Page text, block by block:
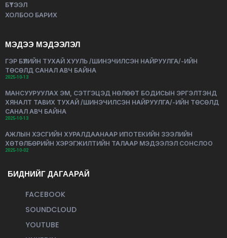
БҮТЭЭЛ
ХОЛБОО БАРИХ
МЭДЭЭ МЭДЭЭЛЭЛ
ГЭР БҮЛИЙН ТУХАЙ ХУУЛЬ /ШИНЭЧИЛСЭН НАЙРУУЛГА/-ИЙН
ТӨСӨЛД САНАЛ АВЧ БАЙНА
2025-10-13
МАНСУУРУУЛАХ ЭМ, СЭТГЭЦЭД НӨЛӨӨТ БОДИСЫН ЭРГЭЛТЭНД
ХЯНАЛТ ТАВИХ ТУХАЙ /ШИНЭЧИЛСЭН НАЙРУУЛГА/-ИЙН ТӨСӨЛД
САНАЛ АВЧ БАЙНА
2025-10-13
АЖЛЫН ХЭСГИЙН ХУРАЛДААНААР ИПОТЕКИЙН ЗЭЭЛИЙН
ХӨТӨЛБӨРИЙН ХЭРЭГЖИЛТИЙН ТАЛААР МЭДЭЭЛЭЛ СОНСЛОО
2025-10-02
БИДНИЙГ ДАГААРАЙ
FACEBOOK
SOUNDCLOUD
YOUTUBE